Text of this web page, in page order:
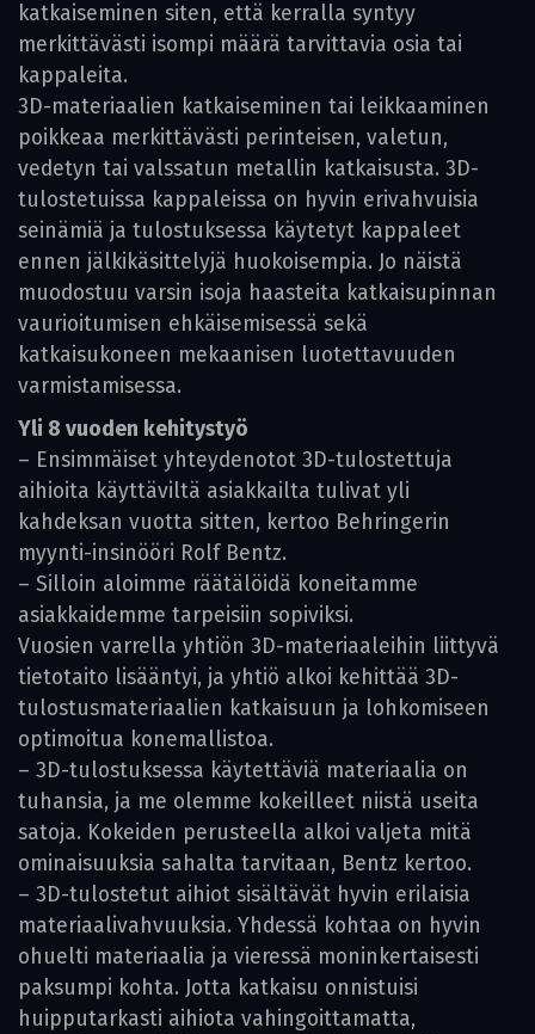
katkaiseminen siten, että kerralla syntyy
merkittävästi isompi määrä tarvittavia osia tai
kappaleita.
3D-materiaalien katkaiseminen tai leikkaaminen
poikkeaa merkittävästi perinteisen, valetun,
vedetyn tai valssatun metallin katkaisusta. 3D-
tulostetuissa kappaleissa on hyvin erivahvuisia
seinämiä ja tulostuksessa käytetyt kappaleet
ennen jälkikäsittelyjä huokoisempia. Jo näistä
muodostuu varsin isoja haasteita katkaisupinnan
vau­rioitumisen ehkäisemisessä sekä
katkaisukoneen mekaanisen luotettavuuden
varmistamisessa.
Yli 8 vuoden kehitystyö
– Ensimmäiset yhteydenotot 3D-tulostettuja
aihioita käyttäviltä asiakkailta tulivat yli
kahdeksan vuotta sitten, kertoo Behringerin
myynti-insinööri Rolf Bentz.
– Silloin aloimme räätälöidä koneitamme
asiakkaidemme tarpeisiin sopiviksi.
Vuosien varrella yhtiön 3D-materiaaleihin liittyvä
tietotaito lisääntyi, ja yhtiö alkoi kehittää 3D-
tulostusmateriaalien katkaisuun ja lohkomiseen
optimoitua konemallistoa.
– 3D-tulostuksessa käytettäviä mate­riaalia on
tuhansia, ja me olemme kokeilleet niistä useita
satoja. Kokeiden perusteella alkoi valjeta mitä
ominaisuuksia sahalta tarvitaan, Bentz kertoo.
– 3D-tulostetut aihiot sisältävät hyvin erilaisia
materiaalivahvuuksia. Yhdessä kohtaa on hyvin
ohuelti materiaalia ja vieressä moninkertaisesti
paksumpi kohta. Jotta katkaisu onnistuisi
huipputarkasti aihiota vahingoittamatta,